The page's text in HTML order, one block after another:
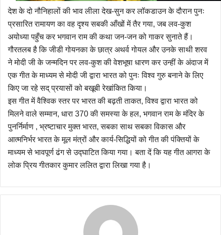
देश के दो नौनिहालों की भाव लीला देख-सुन कर लॉकडाउन के दौरान पुनः
प्रसारित रामायण का वह दृश्य सबकी आँखों में तैर गया, जब लव-कुश
अयोध्या पहुँच कर भगवान राम की कथा जन-जन को गाकर सुनाते हैं।
गौरतलब है कि जीडी गोयनका के छात्र अथर्व गोयल और उनके साथी शरव
ने मोदी जी के जन्मदिन पर लव-कुश की वेशभूषा धारण कर उन्हीं के अंदाज में
एक गीत के माध्यम से मोदी जी द्वारा भारत को पुनः विश्व गुरु बनाने के लिए
किए जा रहे सद् प्रयासों को बखूबी रेखांकित किया।
इस गीत में वैश्विक स्तर पर भारत की बढ़ती ताकत, विश्व द्वारा भारत को
मिलने वाले सम्मान, धारा 370 की समस्या के हल, भगवान राम के मंदिर के
पुनर्निर्माण , भ्रष्टाचार मुक्त भारत, सबका साथ सबका विकास और
आत्मनिर्भर भारत के मूल मंत्रों और कार्य-सिद्धियों को गीत की पंक्तियों के
माध्यम से भावपूर्ण ढंग से उद्घाटित किया गया। बता दें कि यह गीत आगरा के
लोक प्रिय गीतकार कुमार ललित द्वारा लिखा गया है।